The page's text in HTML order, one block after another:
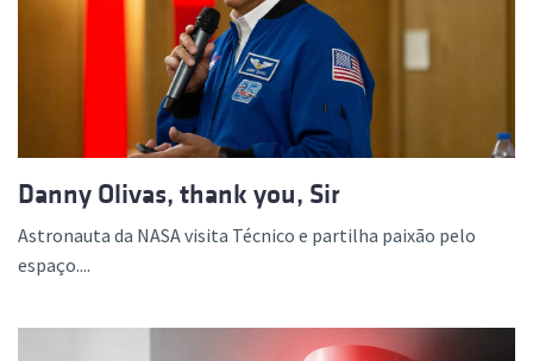
Danny Olivas, thank you, Sir
Astronauta da NASA visita Técnico e partilha paixão pelo
espaço....